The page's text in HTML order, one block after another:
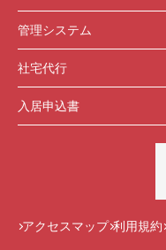
管理システム
社宅代行
入居申込書
アクセスマップ 利用規約